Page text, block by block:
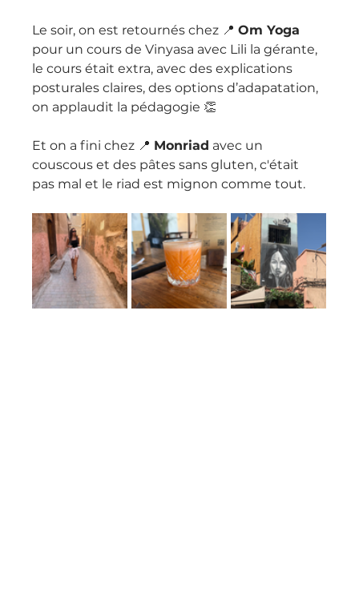
Le soir, on est retournés chez 📍 Om Yoga
pour un cours de Vinyasa avec Lili la gérante,
le cours était extra, avec des explications
posturales claires, des options d’adapatation,
on applaudit la pédagogie 👏
Et on a fini chez 📍 Monriad avec un
couscous et des pâtes sans gluten, c'était
pas mal et le riad est mignon comme tout.